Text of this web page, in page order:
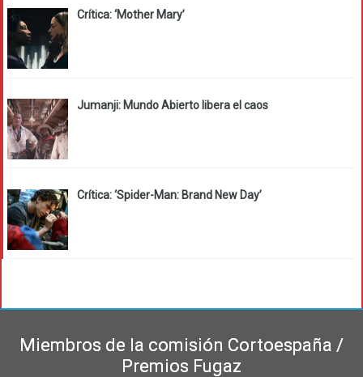
Crítica: ‘Mother Mary’
Jumanji: Mundo Abierto libera el caos
Crítica: ‘Spider-Man: Brand New Day’
Miembros de la comisión Cortoespaña /
Premios Fugaz